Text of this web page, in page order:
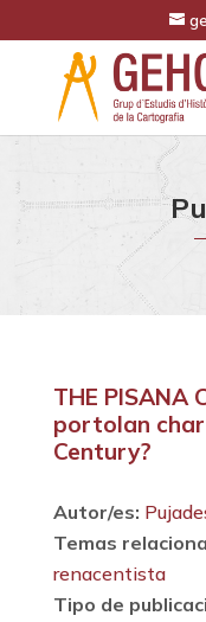
THE PISANA
portolan
Century?
Autor/es:
Temas
renacentista
Tipo de